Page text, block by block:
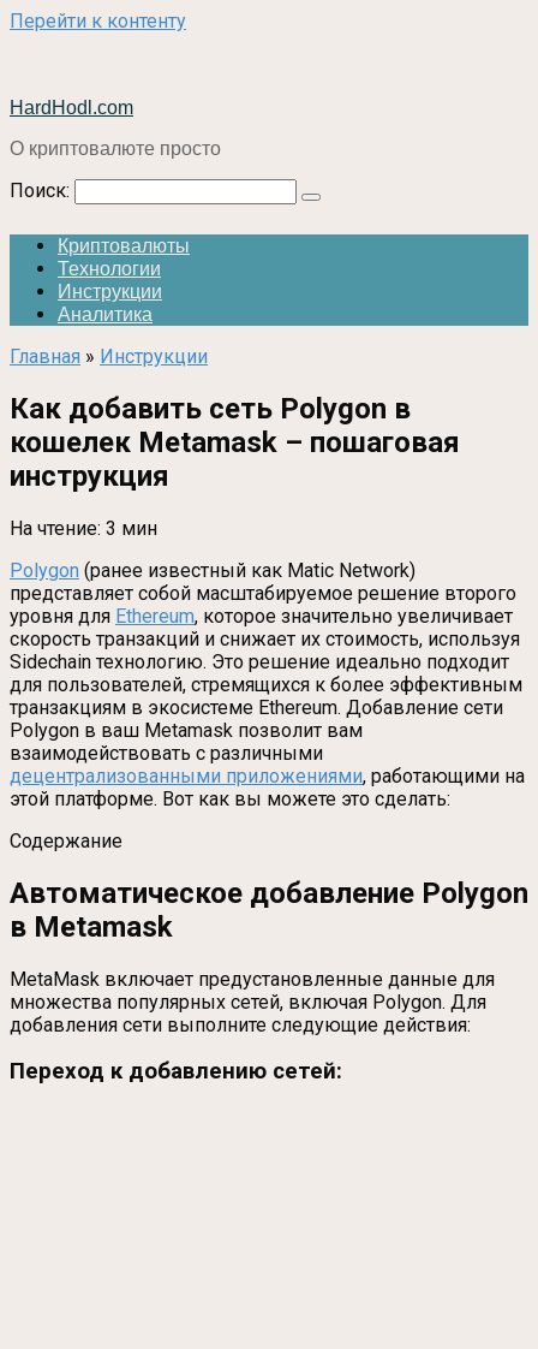
Перейти к контенту
HardHodl.com
О криптовалюте просто
Поиск:
Криптовалюты
Технологии
Инструкции
Аналитика
Главная » Инструкции
Как добавить сеть Polygon в
кошелек Metamask – пошаговая
инструкция
На чтение: 3 мин
Polygon (ранее известный как Matic Network)
представляет собой масштабируемое решение второго
уровня для Ethereum, которое значительно увеличивает
скорость транзакций и снижает их стоимость, используя
Sidechain технологию. Это решение идеально подходит
для пользователей, стремящихся к более эффективным
транзакциям в экосистеме Ethereum. Добавление сети
Polygon в ваш Metamask позволит вам
взаимодействовать с различными
децентрализованными приложениями, работающими на
этой платформе. Вот как вы можете это сделать:
Содержание
Автоматическое добавление Polygon
в Metamask
MetaMask включает предустановленные данные для
множества популярных сетей, включая Polygon. Для
добавления сети выполните следующие действия:
Переход к добавлению сетей: